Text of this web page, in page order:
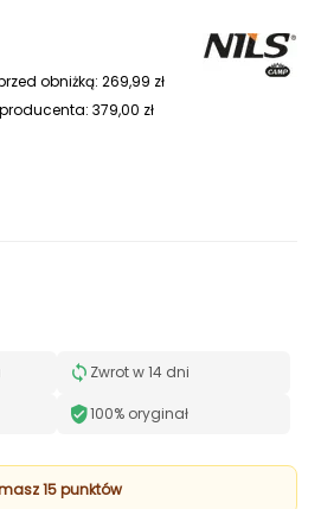
obniżką: 269,99 zł
379,00 zł
Zwrot w 14 dni
100% oryginał
15 punktów